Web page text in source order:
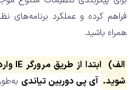
فراهم کرده و عملکرد برنامه‌های
همراه باشید.
الف) اﺑﺘﺪا از ﻃﺮﯾﻖ ﻣﺮورﮔﺮ IE وارد ﻣﻨﻮ
ﺷﻮﯾﺪ. آی پی دوربین تیاندی